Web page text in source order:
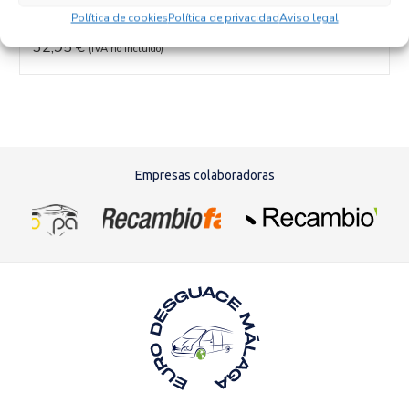
Política de cookiesPolítica de privacidadAviso legal
Referencia ID:
108433
Referencia OEM: 504132147
32,95€ (IVA no incluído)
Empresas colaboradoras